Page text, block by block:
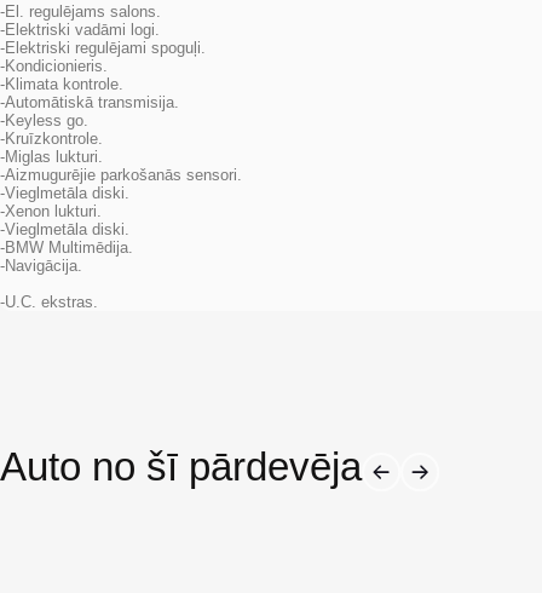
-El. regulējams salons.
-Elektriski vadāmi logi.
-Elektriski regulējami spoguļi.
-Kondicionieris.
-Klimata kontrole.
-Automātiskā transmisija.
-Keyless go.
-Kruīzkontrole.
-Miglas lukturi.
-Aizmugurējie parkošanās sensori.
-Vieglmetāla diski.
-Xenon lukturi.
-Vieglmetāla diski.
-BMW Multimēdija.
-Navigācija.
-U.C. ekstras.
Auto no šī pārdevēja